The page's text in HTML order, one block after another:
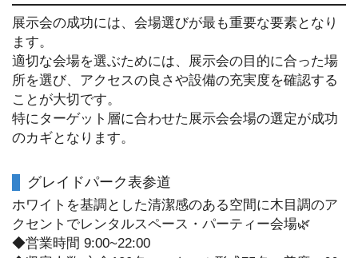
展示会の成功には、会場選びが最も重要な要素となり
ます。
適切な会場を選ぶためには、展示会の目的に合った場
所を選び、アクセスの良さや設備の充実度を確認する
ことが大切です。
特にターゲット層に合わせた展示会会場の選定が成功
のカギとなります。
グレイドパーク表参道
ホワイトを基調とした清潔感のある空間に木目調のア
クセントでレンタルスペース・パーティー会場🌿
◆営業時間 9:00~22:00